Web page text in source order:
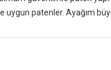
uygun patenler. Ayağım